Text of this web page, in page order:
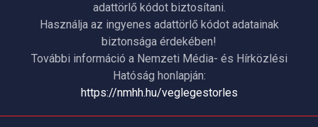
adattörlő kódot biztosítani.
Használja az ingyenes adattörlő kódot adatainak
biztonsága érdekében!
További információ a Nemzeti Média- és Hírközlési
Hatóság honlapján:
https://nmhh.hu/veglegestorles